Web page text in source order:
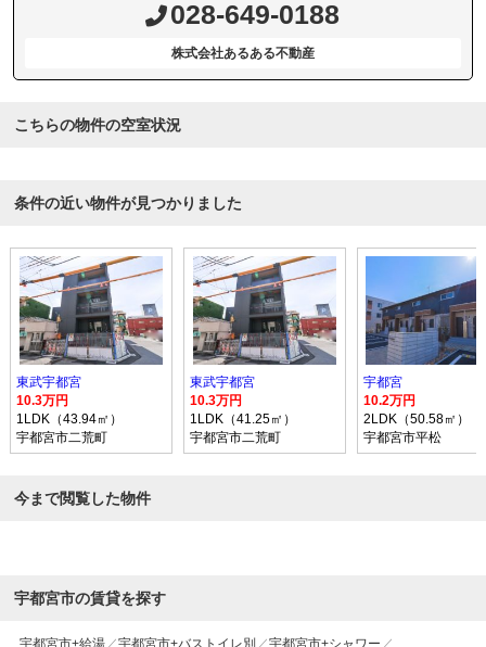
028-649-0188
株式会社あるある不動産
こちらの物件の空室状況
条件の近い物件が見つかりました
東武宇都宮
10.3万円
1LDK（43.94㎡）
宇都宮市二荒町
東武宇都宮
10.3万円
1LDK（41.25㎡）
宇都宮市二荒町
宇都宮
10.2万円
2LDK（50.58㎡）
宇都宮市平松
今まで閲覧した物件
宇都宮市の賃貸を探す
宇都宮市+給湯 宇都宮市+バストイレ別
宇都宮市+シャワー